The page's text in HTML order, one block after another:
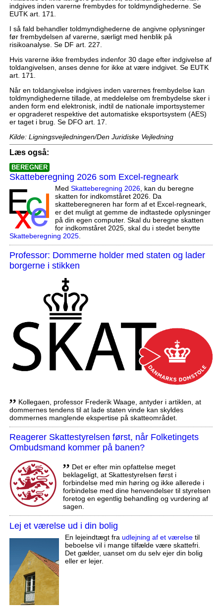
indgives inden varerne frembydes for toldmyndighederne. Se
EUTK art. 171.
I så fald behandler toldmyndighederne de angivne oplysninger
før frembydelsen af varerne, særligt med henblik på
risikoanalyse. Se DF art. 227.
Hvis varerne ikke frembydes indenfor 30 dage efter indgivelse af
toldangivelsen, anses denne for ikke at være indgivet. Se EUTK
art. 171.
Når en toldangivelse indgives inden varernes frembydelse kan
toldmyndighederne tillade, at meddelelse om frembydelse sker i
anden form end elektronisk, indtil de nationale importsystemer
er opgraderet respektive det automatiske eksportsystem (AES)
er taget i brug. Se DFO art. 17.
Kilde: Ligningsvejledningen/Den Juridiske Vejledning
Læs også:
BEREGNER
Skatteberegning 2026 som Excel-regneark
Med Skatteberegning 2026, kan du beregne
skatten for indkomståret 2026. Da
skatteberegneren har form af et Excel-regneark,
er det muligt at gemme de indtastede oplysninger
på din egen computer. Skal du beregne skatten
for indkomståret 2025, skal du i stedet benytte
Skatteberegning 2025.
Professor: Dommerne holder med staten og lader
borgerne i stikken
,, Kollegaen, professor Frederik Waage, antyder i artiklen, at
dommernes tendens til at lade staten vinde kan skyldes
dommernes manglende ekspertise på skatteområdet.
Reagerer Skattestyrelsen først, når Folketingets
Ombudsmand kommer på banen?
,, Det er efter min opfattelse meget
beklageligt, at Skattestyrelsen først i
forbindelse med min høring og ikke allerede i
forbindelse med dine henvendelser til styrelsen
foretog en egentlig behandling og vurdering af
sagen.
Lej et værelse ud i din bolig
En lejeindtægt fra udlejning af et værelsetil
beboelse vil i mange tilfælde være skattefri.
Det gælder, uanset om du selv ejer din bolig
eller er lejer.